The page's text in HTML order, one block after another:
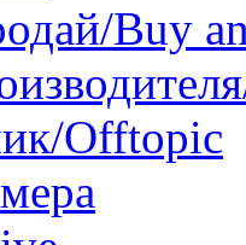
Buy
Offtopic